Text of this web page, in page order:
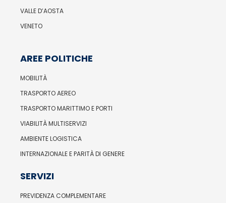
VALLE D’AOSTA
VENETO
AREE POLITICHE
MOBILITÀ
TRASPORTO AEREO
TRASPORTO MARITTIMO E PORTI
VIABILITÀ MULTISERVIZI
AMBIENTE LOGISTICA
INTERNAZIONALE E PARITÀ DI GENERE
SERVIZI
PREVIDENZA COMPLEMENTARE